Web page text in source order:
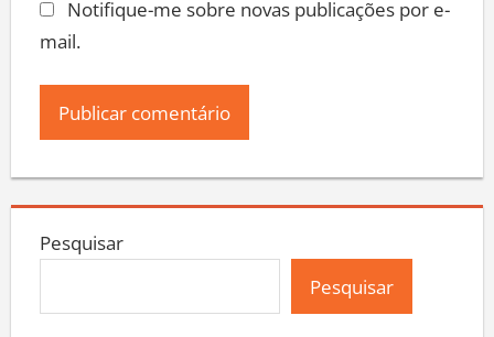
Notifique-me sobre novas publicações por e-
mail.
Pesquisar
Pesquisar